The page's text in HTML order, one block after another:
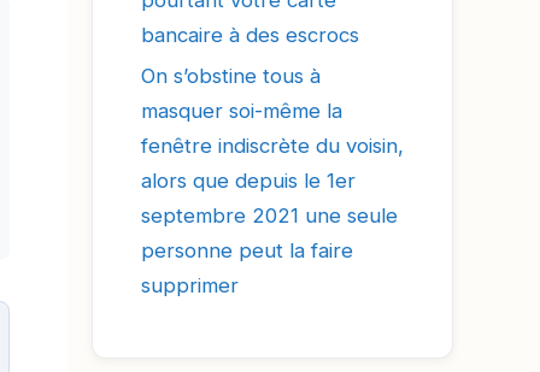
bancaire à des escrocs
On s’obstine tous à
masquer soi-même la
fenêtre indiscrète du voisin,
alors que depuis le 1er
septembre 2021 une seule
personne peut la faire
supprimer